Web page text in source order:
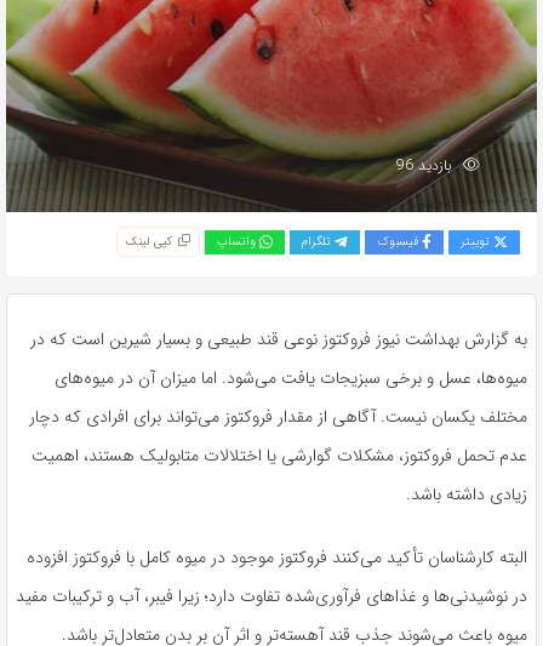
بازدید 96
توییتر فیسبوک تلگرام واتساپ کپی لینک
به گزارش بهداشت نیوز فروکتوز نوعی قند طبیعی و بسیار شیرین است که در
میوه‌ها، عسل و برخی سبزیجات یافت می‌شود. اما میزان آن در میوه‌های
مختلف یکسان نیست. آگاهی از مقدار فروکتوز می‌تواند برای افرادی که دچار
عدم تحمل فروکتوز، مشکلات گوارشی یا اختلالات متابولیک هستند، اهمیت
زیادی داشته باشد.
البته کارشناسان تأکید می‌کنند فروکتوز موجود در میوه کامل با فروکتوز افزوده
در نوشیدنی‌ها و غذاهای فرآوری‌شده تفاوت دارد؛ زیرا فیبر، آب و ترکیبات مفید
میوه باعث می‌شوند جذب قند آهسته‌تر و اثر آن بر بدن متعادل‌تر باشد.